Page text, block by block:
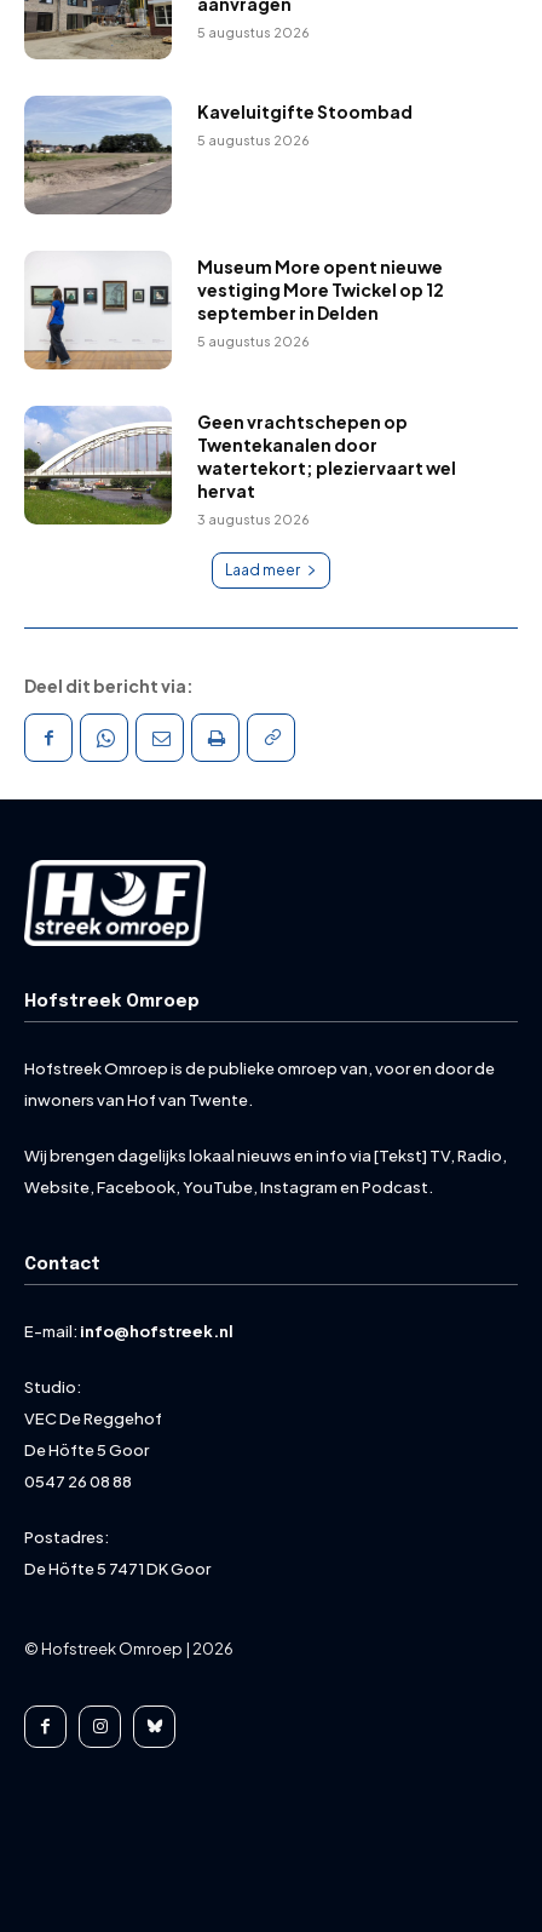
5 augustus 2026
Kaveluitgifte Stoombad
5 augustus 2026
Museum More opent nieuwe
vestiging More Twickel op 12
september in Delden
5 augustus 2026
Geen vrachtschepen op
Twentekanalen door
watertekort; pleziervaart wel
hervat
3 augustus 2026
Laad meer
Deel dit bericht via:
Hofstreek Omroep
Hofstreek Omroep is de publieke omroep van, voor en door de
inwoners van Hof van Twente.
Wij brengen dagelijks lokaal nieuws en info via [Tekst] TV, Radio,
Website, Facebook, YouTube, Instagram en Podcast.
Contact
E-mail: info@hofstreek.nl
Studio:
VEC De Reggehof
De Höfte 5 Goor
0547 26 08 88
Postadres:
De Höfte 5 7471 DK Goor
© Hofstreek Omroep | 2026